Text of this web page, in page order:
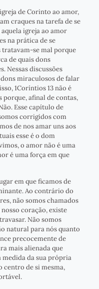
de Corinto ao amor,
craques na tarefa de se
igreja ao amor
na prática de se
se mal porque
de quais dons
Nessas discussões
miraculosos de falar
1Coríntios 13 não é
porque, afinal de contas,
Esse capítulo de
corrigidos com
de nos amar uns aos
esse é o dom
o amor não é uma
é uma força em que
em que ficamos de
Ao contrário do
não somos chamados
coração, existe
Não somos
natural para nós quanto
precocemente de
mais alienada que
medida da sua própria
centro de si mesma,